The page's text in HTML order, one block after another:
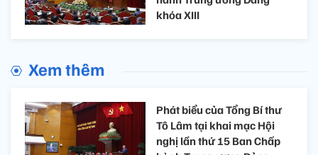
khóa XIII
Xem thêm
Phát biểu của Tổng Bí thư
Tô Lâm tại khai mạc Hội
nghị lần thứ 15 Ban Chấp